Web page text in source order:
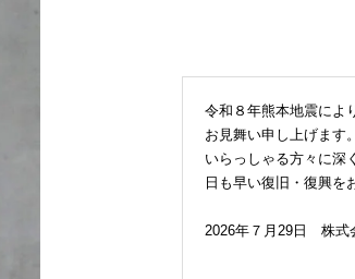
令和８年熊本地震によ
お見舞い申し上げます
いらっしゃる方々に深
日も早い復旧・復興を
2026年７月29日 株式